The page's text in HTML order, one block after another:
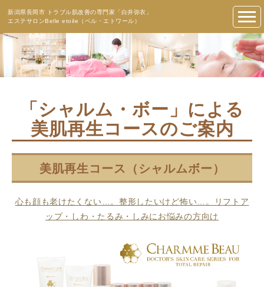
新潟県長岡市 トラブル肌改善の専門家「白井弥衣」
エステサロンBelle etoile（ベル・エトワール）
「シャルム・ボー」による
美肌再生コースのご案内
美肌再生コース（シャルムボー）
心も顔も老けたくない…。整形したいけど怖い…。リフトア
ップ・しわ・たるみ・しみにお悩みの方向け